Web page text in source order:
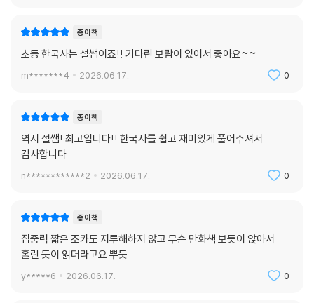
종이책
초등 한국사는 설쌤이죠!! 기다린 보람이 있어서 좋아요~~
m*******4 2026.06.17. 0
종이책
역시 설쌤! 최고입니다!! 한국사를 쉽고 재미있게 풀어주셔서
감사합니다
n************2 2026.06.17. 0
종이책
집중력 짧은 조카도 지루해하지 않고 무슨 만화책 보듯이 앉아서
홀린 듯이 읽더라고요 뿌듯
y*****6 2026.06.17. 0